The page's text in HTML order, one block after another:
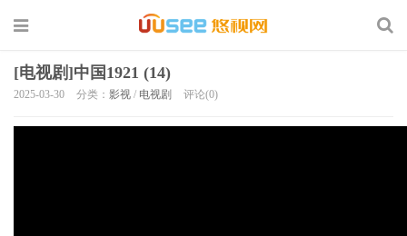
[电视剧]中国1921 (14)
2025-03-30 分类： 影视 / 电视剧 评论(0)